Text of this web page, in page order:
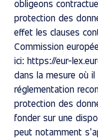
obligeons
protection des
effet les clauses
Commission
ici: https://eur-
dans la mesure où
réglementation
protection des
fonder sur une
peut notamment